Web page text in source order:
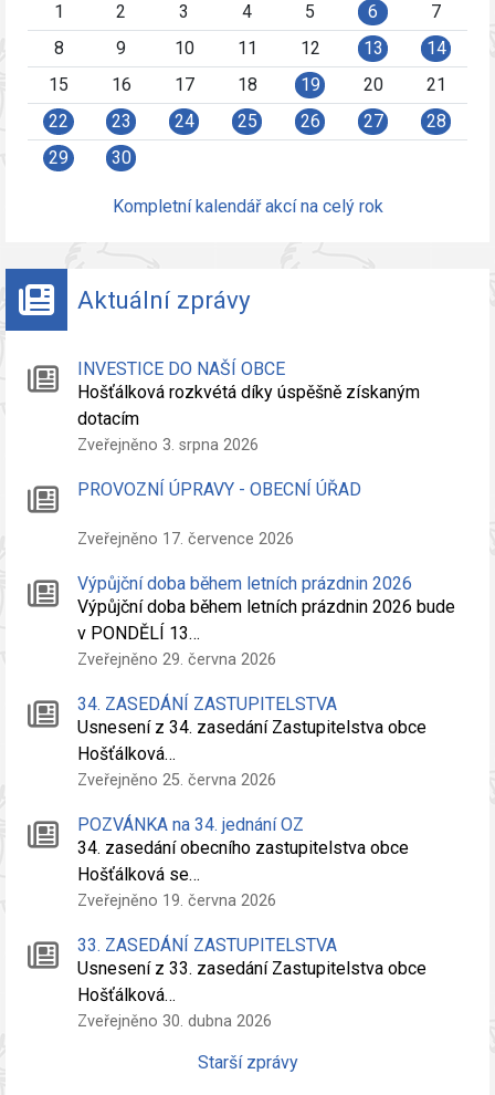
1
2 3 4 5 6
7
8
9 10 11 12 13
14
15
16 17 18 19 20
21
22
23 24 25 26 27
28
29
30
Kompletní kalendář akcí na celý rok
Aktuální zprávy
INVESTICE DO NAŠÍ OBCE
Hošťálková rozkvétá díky úspěšně získaným
dotacím
Zveřejněno 3. srpna 2026
PROVOZNÍ ÚPRAVY - OBECNÍ ÚŘAD
Zveřejněno 17. července 2026
Výpůjční doba během letních prázdnin 2026
Výpůjční doba během letních prázdnin 2026 bude
v PONDĚLÍ 13…
Zveřejněno 29. června 2026
34. ZASEDÁNÍ ZASTUPITELSTVA
Usnesení z 34. zasedání Zastupitelstva obce
Hošťálková…
Zveřejněno 25. června 2026
POZVÁNKA na 34. jednání OZ
34. zasedání obecního zastupitelstva obce
Hošťálková se…
Zveřejněno 19. června 2026
33. ZASEDÁNÍ ZASTUPITELSTVA
Usnesení z 33. zasedání Zastupitelstva obce
Hošťálková…
Zveřejněno 30. dubna 2026
Starší zprávy